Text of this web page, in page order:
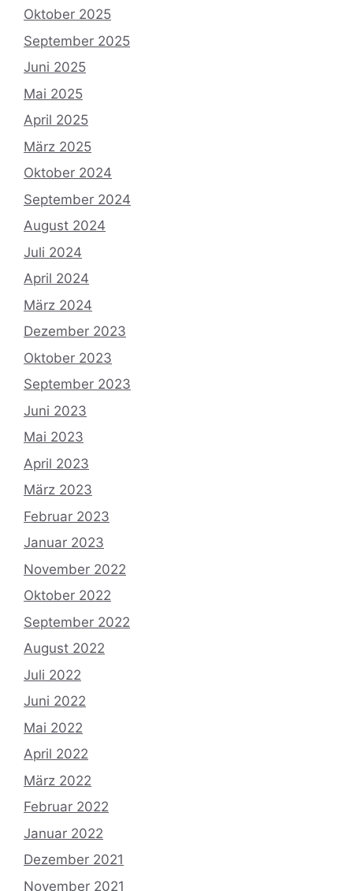
Oktober 2025
September 2025
Juni 2025
Mai 2025
April 2025
März 2025
Oktober 2024
September 2024
August 2024
Juli 2024
April 2024
März 2024
Dezember 2023
Oktober 2023
September 2023
Juni 2023
Mai 2023
April 2023
März 2023
Februar 2023
Januar 2023
November 2022
Oktober 2022
September 2022
August 2022
Juli 2022
Juni 2022
Mai 2022
April 2022
März 2022
Februar 2022
Januar 2022
Dezember 2021
November 2021